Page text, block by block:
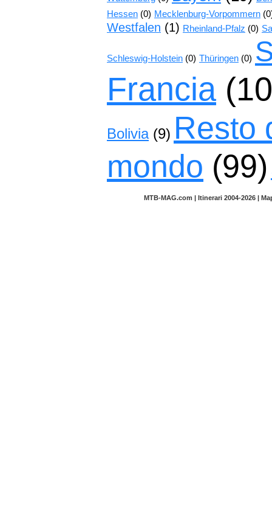
Hessen(0) Mecklenburg-Vorpommern
Westfalen (1) Rheinland-Pfalz (0)
Schleswig-Holstein(0) Thüringen(0)
Francia
Bolivia(9) Resto
mondo (99)
MTB-MAG.com | Itinerari 2004-2026 |